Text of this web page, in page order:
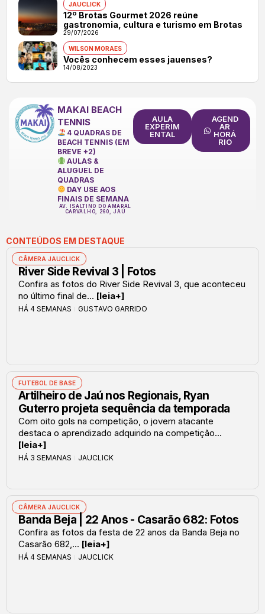
JAUCLICK
12º Brotas Gourmet 2026 reúne
gastronomia, cultura e turismo em Brotas
29/07/2026
WILSON MORAES
Vocês conhecem esses jauenses?
14/08/2023
MAKAI BEACH
TENNIS
4 QUADRAS DE
BEACH TENNIS (EM
BREVE +2)
AULAS &
ALUGUEL DE
QUADRAS
DAY USE AOS
FINAIS DE SEMANA
AV. ISALTINO DO AMARAL
CARVALHO, 260, JAÚ
AULA
EXPERIM
ENTAL
AGEND
AR
HORÁ
RIO
CONTEÚDOS EM DESTAQUE
CÂMERA JAUCLICK
River Side Revival 3 | Fotos
Confira as fotos do River Side Revival 3, que aconteceu
no último final de... [leia+]
HÁ 4 SEMANAS GUSTAVO GARRIDO
FUTEBOL DE BASE
Artilheiro de Jaú nos Regionais, Ryan
Guterro projeta sequência da temporada
Com oito gols na competição, o jovem atacante
destaca o aprendizado adquirido na competição...
[leia+]
HÁ 3 SEMANAS JAUCLICK
CÂMERA JAUCLICK
Banda Beja | 22 Anos - Casarão 682: Fotos
Confira as fotos da festa de 22 anos da Banda Beja no
Casarão 682,... [leia+]
HÁ 4 SEMANAS JAUCLICK